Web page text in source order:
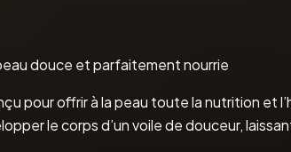
douce et parfaitement nourrie
pour offrir à la peau toute la nutrition et
le corps d’un voile de douceur,